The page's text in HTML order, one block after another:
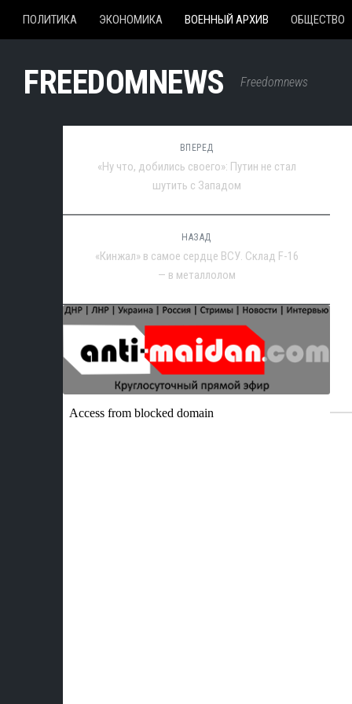
ПОЛИТИКА ЭКОНОМИКА ВОЕННЫЙ АРХИВ ОБЩЕСТВО
FREEDOMNEWS Freedomnews
ВПЕРЕД
«Ну что, добились своего»: Путин не стал
шутить с Западом
НАЗАД
«Кинжал» в самое сердце ВСУ. Склад F-16
— в металлолом